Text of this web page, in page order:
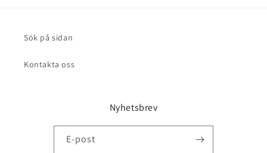
Sök på sidan
Kontakta oss
Nyhetsbrev
E-post